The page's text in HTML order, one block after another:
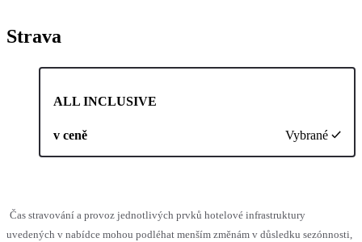
Strava
ALL INCLUSIVE
v ceně Vybrané
Čas stravování a provoz jednotlivých prvků hotelové infrastruktury
uvedených v nabídce mohou podléhat menším změnám v důsledku sezónnosti,